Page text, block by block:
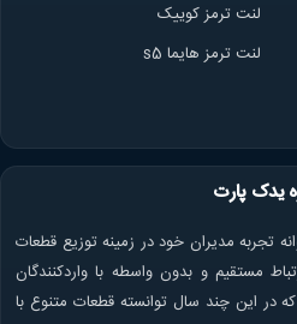
لنت ترمز کوییک
لنت ترمز هایما s5
یدک پارت
تجربه مدیران خود در زمینه توزیع قطعات
مستقیم و بدون واسطه با واردکنندگان
در این چند سال توانسته قطعات متنوع با